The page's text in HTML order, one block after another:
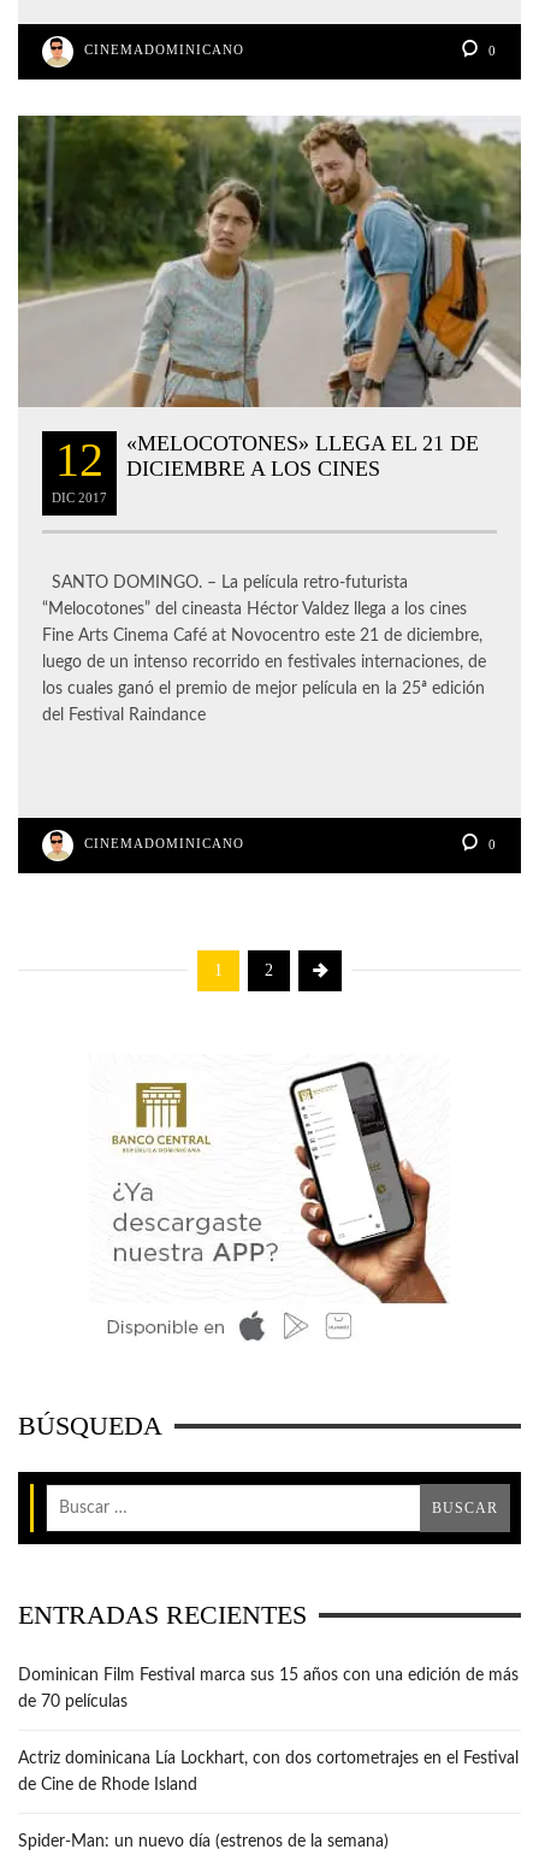
CINEMADOMINICANO 0
12
DIC 2017
«MELOCOTONES» LLEGA EL 21 DE
DICIEMBRE A LOS CINES
SANTO DOMINGO. – La película retro-futurista
“Melocotones” del cineasta Héctor Valdez llega a los cines
Fine Arts Cinema Café at Novocentro este 21 de diciembre,
luego de un intenso recorrido en festivales internaciones, de
los cuales ganó el premio de mejor película en la 25ª edición
del Festival Raindance
CINEMADOMINICANO 0
1 2
BÚSQUEDA
ENTRADAS RECIENTES
Dominican Film Festival marca sus 15 años con una edición de más
de 70 películas
Actriz dominicana Lía Lockhart, con dos cortometrajes en el Festival
de Cine de Rhode Island
Spider-Man: un nuevo día (estrenos de la semana)